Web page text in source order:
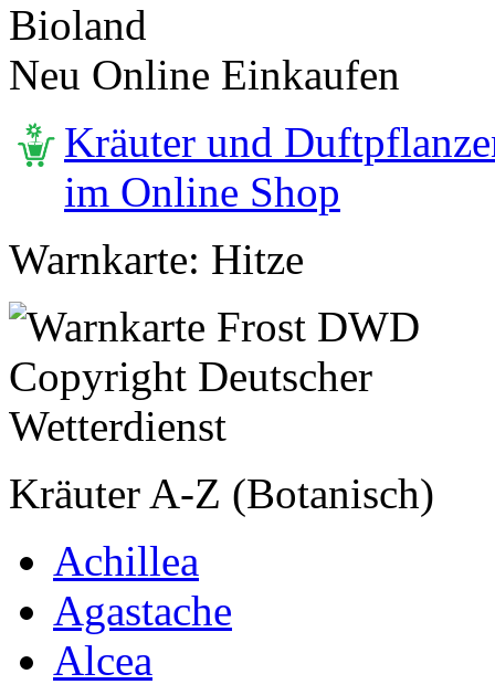
Bioland
Neu Online Einkaufen
Kräuter und
im Online Shop
Warnkarte: Hitze
Kräuter A-Z (Botanisch)
Achillea
Agastache
Alcea